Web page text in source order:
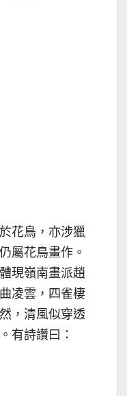
花鳥，亦涉獵
屬花鳥畫作。
現嶺南畫派趙
凌雲，四雀棲
，清風似穿透
有詩讚曰：